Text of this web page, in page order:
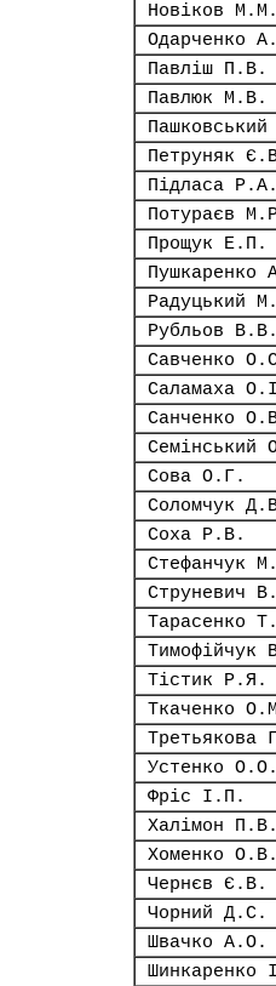
Новіков М.М.
Одарченко
Павліш П.В.
Павлюк М.В.
Петруняк
Підласа Р.А.
Потураєв
Прощук Е.П.
Пушкаренко
Радуцький
Рубльов В.В.
Савченко
Саламаха
Санченко
Семінський
Сова О.Г.
Соломчук
Соха Р.В.
Стефанчук
Струневич
Тарасенко
Тимофійчук
Тістик Р.Я.
Ткаченко
Третьякова
Устенко О.О.
Фріс І.П.
Халімон П.В.
Хоменко О.В.
Чернєв Є.В.
Чорний Д.С.
Швачко А.О.
Шинкаренко